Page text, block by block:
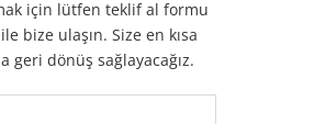
için lütfen teklif al formu
ile bize ulaşın. Size en kısa
geri dönüş sağlayacağız.